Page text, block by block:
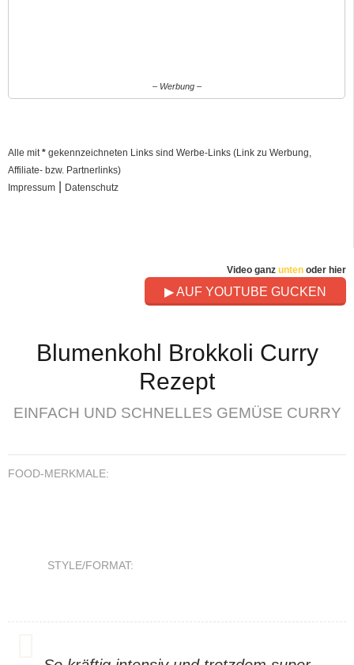
– Werbung –
Alle mit* gekennzeichneten Links sind Werbe-Links (Link zu Werbung,
Affiliate- bzw. Partnerlinks)
Impressum
Datenschutz
Video ganz unten oder hier
▶ AUF YOUTUBE GUCKEN
Blumenkohl Brokkoli Curry
Rezept
EINFACH UND SCHNELLES GEMÜSE CURRY
FOOD-MERKMALE:
STYLE/FORMAT: